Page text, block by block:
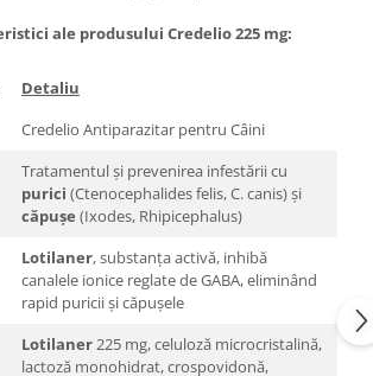
ale produsului Credelio 225 mg:
Detaliu
Credelio Antiparazitar pentru Câini
Tratamentul și prevenirea infestării cu
purici (Ctenocephalides felis, C. canis) și
căpușe (Ixodes, Rhipicephalus)
Lotilaner, substanța activă, inhibă
canalele ionice reglate de GABA, eliminând
rapid puricii și căpușele​
Lotilaner225 mg, celuloză microcristalină,
lactoză monohidrat, crospovidonă,